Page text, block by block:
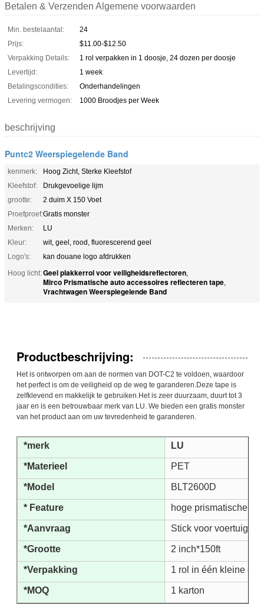
Betalen & Verzenden Algemene voorwaarden
Min. bestelaantal:
24
Prijs:
$11.00-$12.50
Verpakking Details:
1 rol verpakken in 1 doosje, 24 dozen per doosje
Levertijd:
1 week
Betalingscondities:
Onderhandelingen
Levering vermogen:
1000 Broodjes per Week
beschrijving
Puntc2 Weerspiegelende Band
kenmerk:
Hoog Zicht, Sterke Kleefstof
Kleefstof:
Drukgevoelige lijm
grootte:
2 duim X 150 Voet
Proefproef:Gratis monster
Merken:
LU
Kleur:
wit, geel, rood, fluorescerend geel
Logo's:
kan douane logo afdrukken
Hoog licht:Geel plakkerrol voor veiligheidsreflectoren,
Mirco Prismatische auto accessoires reflecteren tape,
Vrachtwagen Weerspiegelende Band
Productbeschrijving:
Het is ontworpen om aan de normen van DOT-C2 te voldoen, waardoor
het perfect is om de veiligheid op de weg te garanderen.Deze tape is
zelfklevend en makkelijk te gebruiken.Het is zeer duurzaam, duurt tot 3
jaar en is een betrouwbaar merk van LU. We bieden een gratis monster
van het product aan om uw tevredenheid te garanderen.
*merk LU
*Materieel PET
*Model BLT2600D
* Feature hoge prismatische
*Aanvraag Stick voor
*Grootte 2 inch*150ft
*Verpakking 1 rol in één kleine
*MOQ 1 karton